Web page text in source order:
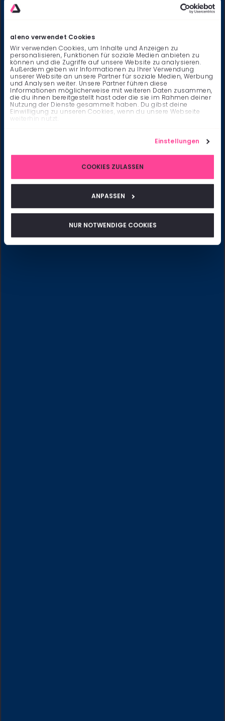
aleno verwendet Cookies
Wir verwenden Cookies, um Inhalte und Anzeigen zu
personalisieren, Funktionen für soziale Medien anbieten zu
können und die Zugriffe auf unsere Website zu analysieren.
Außerdem geben wir Informationen zu Ihrer Verwendung
unserer Website an unsere Partner für soziale Medien, Werbung
und Analysen weiter. Unsere Partner führen diese
Informationen möglicherweise mit weiteren Daten zusammen,
die du ihnen bereitgestellt hast oder die sie im Rahmen deiner
Nutzung der Dienste gesammelt haben. Du gibst deine
Einwilligung zu unseren Cookies, wenn du unsere Webseite
weiterhin nutzt.
Einstellungen
COOKIES ZULASSEN
ANPASSEN
NUR NOTWENDIGE COOKIES